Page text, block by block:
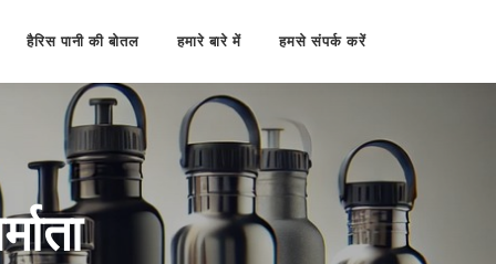
हैरिस पानी की बोतल हमारे बारे में हमसे संपर्क करें